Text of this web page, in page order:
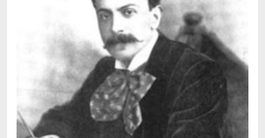
Abdel-Fattah, Randa
Abedi, Isabel
Abgarjan, Narine
Abish, Walter
Aboulela, Leila
Abrahams, Peter (f. 1919)
Abrahams, Peter (f. 1947)
Abrahamson, Emmy
Abse, Dannie